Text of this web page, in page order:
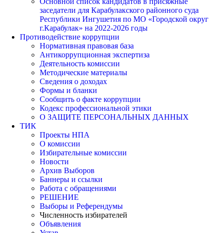
заседатели для Карабулакского районного суда
Республики Ингушетия по МО «Городской округ
г.Карабулак» на 2022-2026 годы
Противодействие коррупции
Нормативная правовая база
Антикоррупционная экспертиза
Деятельность комиссии
Методические материалы
Сведения о доходах
Формы и бланки
Сообщить о факте коррупции
Кодекс профессиональной этики
О ЗАЩИТЕ ПЕРСОНАЛЬНЫХ ДАННЫХ
ТИК
Проекты НПА
О комиссии
Избирательные комиссии
Новости
Архив Выборов
Баннеры и ссылки
Работа с обращениями
РЕШЕНИЕ
Выборы и Референдумы
Численность избирателей
Объявления